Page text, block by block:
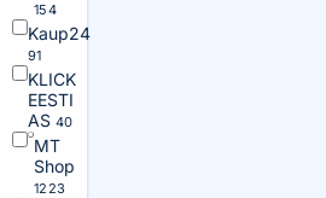
154
Kaup24
91
KLICK
EESTI
AS 40
MT
Shop
1223